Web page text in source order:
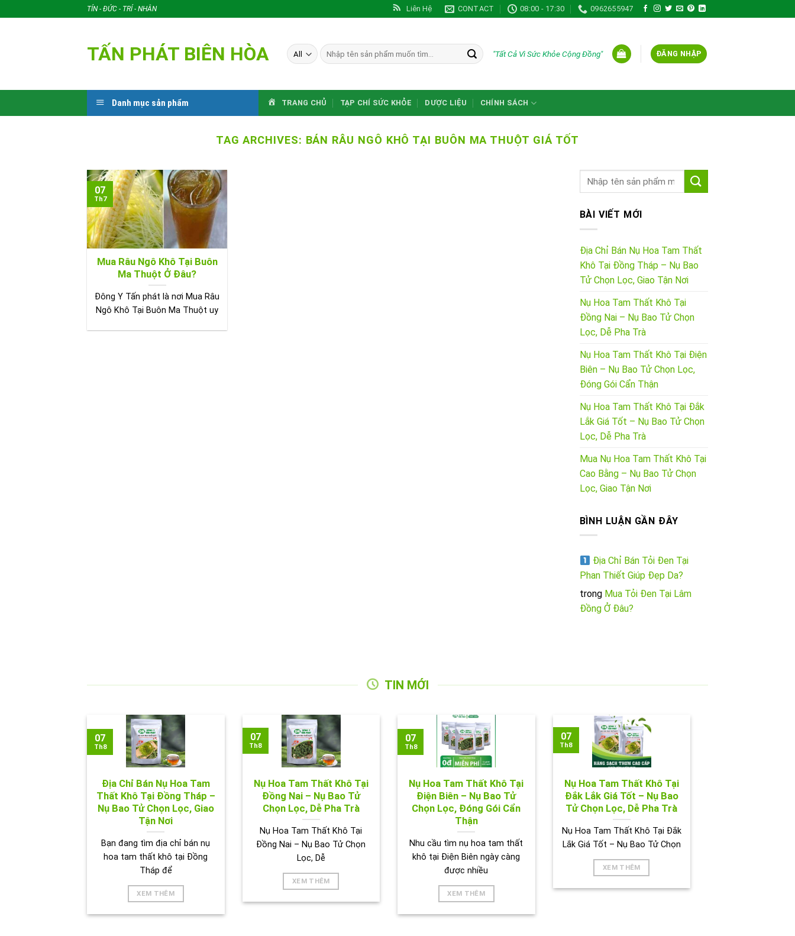
to
TÍN - ĐỨC - TRÍ - NHÂN Liên Hệ CONTACT 08:00 - 17:30 0962655947
TẤN PHÁT BIÊN HÒA
Tìm
kiếm:
"Tất Cả Vì Sức Khỏe Cộng Đồng" ĐĂNG NHẬP
Danh mục sản phẩm TRANG CHỦ TẠP CHÍ SỨC KHỎE DƯỢC LIỆU CHÍNH SÁCH
TAG ARCHIVES: BÁN RÂU NGÔ KHÔ TẠI BUÔN MA THUỘT GIÁ TỐT
Mua Râu Ngô Khô Tại Buôn
Ma Thuột Ở Đâu?
Đông Y Tấn phát là nơi Mua Râu
Ngô Khô Tại Buôn Ma Thuột uy
07
Th7
BÀI VIẾT MỚI
Địa Chỉ Bán Nụ Hoa Tam Thất
Khô Tại Đồng Tháp – Nụ Bao
Tử Chọn Lọc, Giao Tận Nơi
Nụ Hoa Tam Thất Khô Tại
Đồng Nai – Nụ Bao Tử Chọn
Lọc, Dễ Pha Trà
Nụ Hoa Tam Thất Khô Tại Điện
Biên – Nụ Bao Tử Chọn Lọc,
Đóng Gói Cẩn Thận
Nụ Hoa Tam Thất Khô Tại Đắk
Lắk Giá Tốt – Nụ Bao Tử Chọn
Lọc, Dễ Pha Trà
Mua Nụ Hoa Tam Thất Khô Tại
Cao Bằng – Nụ Bao Tử Chọn
Lọc, Giao Tận Nơi
BÌNH LUẬN GẦN ĐÂY
Địa Chỉ Bán Tỏi Đen Tại
Phan Thiết Giúp Đẹp Da?
trong Mua Tỏi Đen Tại Lâm
Đồng Ở Đâu?
TIN MỚI
Địa Chỉ Bán Nụ Hoa Tam
Thất Khô Tại Đồng Tháp –
Nụ Bao Tử Chọn Lọc, Giao
Tận Nơi
Bạn đang tìm địa chỉ bán nụ
hoa tam thất khô tại Đồng
Tháp để
XEM THÊM
07
Th8
Nụ Hoa Tam Thất Khô Tại
Đồng Nai – Nụ Bao Tử
Chọn Lọc, Dễ Pha Trà
Nụ Hoa Tam Thất Khô Tại
Đồng Nai – Nụ Bao Tử Chọn
Lọc, Dễ
XEM THÊM
07
Th8
Nụ Hoa Tam Thất Khô Tại
Điện Biên – Nụ Bao Tử
Chọn Lọc, Đóng Gói Cẩn
Thận
Nhu cầu tìm nụ hoa tam thất
khô tại Điện Biên ngày càng
được nhiều
XEM THÊM
07
Th8
Nụ Hoa Tam Thất Khô Tại
Đắk Lắk Giá Tốt – Nụ Bao
Tử Chọn Lọc, Dễ Pha Trà
Nụ Hoa Tam Thất Khô Tại Đắk
Lắk Giá Tốt – Nụ Bao Tử Chọn
XEM THÊM
07
Th8